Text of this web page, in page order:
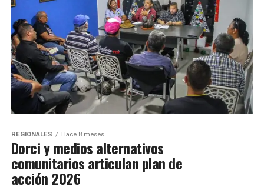
REGIONALES Hace 8 meses
Dorci y medios alternativos
comunitarios articulan plan de
acción 2026